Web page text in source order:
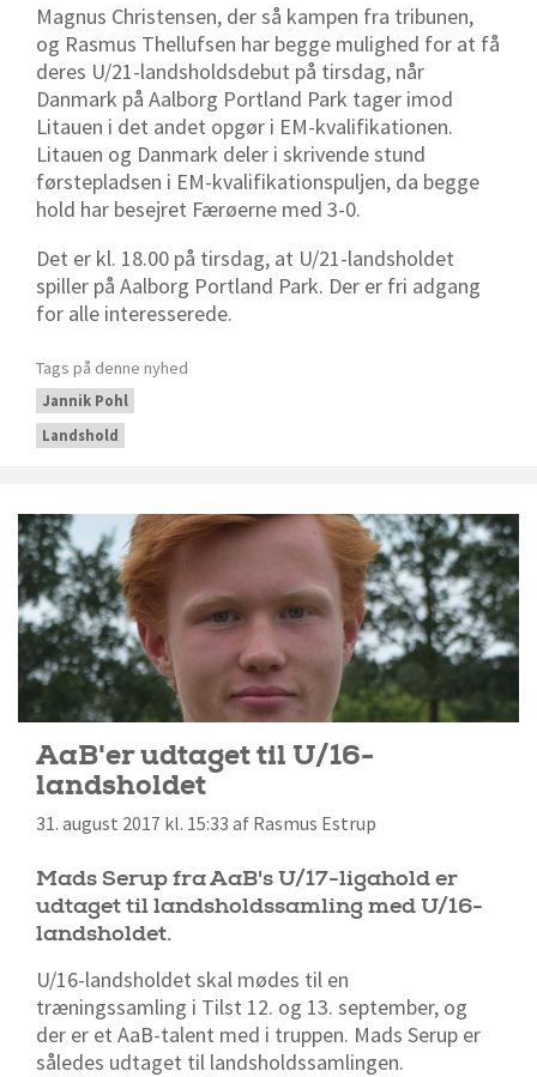
Magnus Christensen, der så kampen fra tribunen,
og Rasmus Thellufsen har begge mulighed for at få
deres U/21-landsholdsdebut på tirsdag, når
Danmark på Aalborg Portland Park tager imod
Litauen i det andet opgør i EM-kvalifikationen.
Litauen og Danmark deler i skrivende stund
førstepladsen i EM-kvalifikationspuljen, da begge
hold har besejret Færøerne med 3-0.
Det er kl. 18.00 på tirsdag, at U/21-landsholdet
spiller på Aalborg Portland Park. Der er fri adgang
for alle interesserede.
Tags på denne nyhed
Jannik Pohl
Landshold
AaB'er udtaget til U/16-
landsholdet
31. august 2017 kl. 15:33 af Rasmus Estrup
Mads Serup fra AaB's U/17-ligahold er
udtaget til landsholdssamling med U/16-
landsholdet.
U/16-landsholdet skal mødes til en
træningssamling i Tilst 12. og 13. september, og
der er et AaB-talent med i truppen. Mads Serup er
således udtaget til landsholdssamlingen.